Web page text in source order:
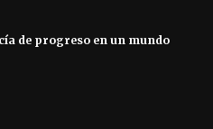
de progreso en un mundo